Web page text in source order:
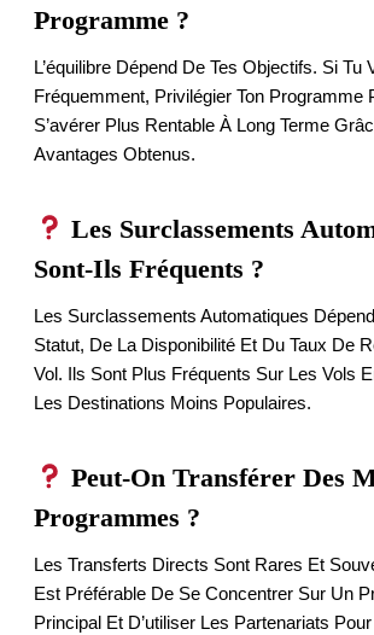
Programme ?
L’équilibre Dépend De Tes Objectifs. Si Tu
Fréquemment, Privilégier Ton Programme
S’avérer Plus Rentable À Long Terme
Avantages Obtenus.
Les Surclassements
Sont-Ils Fréquents ?
Les Surclassements Automatiques
Statut, De La Disponibilité Et Du Taux De
Vol. Ils Sont Plus Fréquents Sur Les Vols
Les Destinations Moins Populaires.
Peut-On Transférer Des
Programmes ?
Les Transferts Directs Sont Rares Et
Est Préférable De Se Concentrer Sur Un
Principal Et D’utiliser Les Partenariats